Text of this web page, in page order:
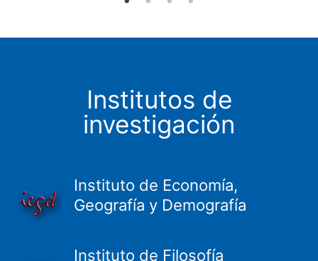
Institutos de
investigación
Instituto de Economía,
Geografía y Demografía
Instituto de Filosofía